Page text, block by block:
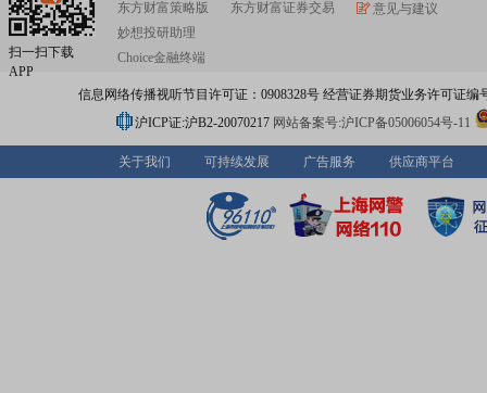
扫一扫下载
APP
东方财富策略版
妙想投研助理
Choice金融终端
东方财富证券交易
意见与建议
信息网络传播视听节目许可证：0908328号 经营证券期货业务许可证编
沪ICP证:沪B2-20070217 网站备案号:沪ICP备05006054号-11
关于我们 可持续发展 广告服务 供应商平台